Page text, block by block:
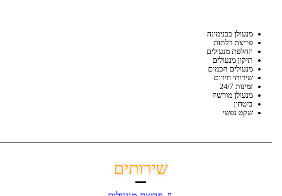
מנעולן בבנימינה
פריצת דלתות
החלפת מנעולים
תיקון מנעולים
מנעולים חכמים
שירותי חירום
זמינות 24/7
מנעולן מורשה
ביטחון
שקט נפשי
שירותים